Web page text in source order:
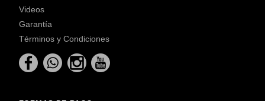
Videos
Garantía
Términos y Condiciones